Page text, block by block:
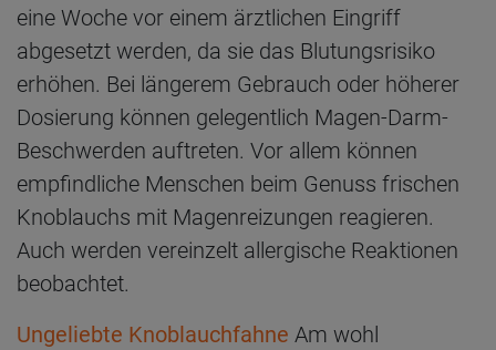
eine Woche vor einem ärztlichen Eingriff
abgesetzt werden, da sie das Blutungsrisiko
erhöhen. Bei längerem Gebrauch oder höherer
Dosierung können gelegentlich Magen-Darm-
Beschwerden auftreten. Vor allem können
empfindliche Menschen beim Genuss frischen
Knoblauchs mit Magenreizungen reagieren.
Auch werden vereinzelt allergische Reaktionen
beobachtet.
Ungeliebte Knoblauchfahne Am wohl